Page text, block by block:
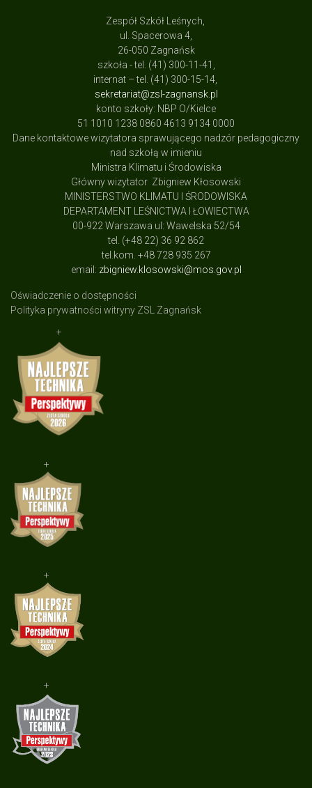
Zespół Szkół Leśnych,
ul. Spacerowa 4,
26-050 Zagnańsk
szkoła - tel. (41) 300-11-41,
internat – tel. (41) 300-15-14,
sekretariat@zsl-zagnansk.pl
konto szkoły: NBP O/Kielce
51 1010 1238 0860 4613 9134 0000
Dane kontaktowe wizytatora sprawującego nadzór pedagogiczny
nad szkołą w imieniu
Ministra Klimatu i Środowiska
Główny wizytator Zbigniew Kłosowski
MINISTERSTWO KLIMATU I ŚRODOWISKA
DEPARTAMENT LEŚNICTWA I ŁOWIECTWA
00-922 Warszawa ul: Wawelska 52/54
tel. (+48 22) 36 92 862
tel.kom. +48 728 935 267
email: zbigniew.klosowski@mos.gov.pl
Oświadczenie o dostępności
Polityka prywatności witryny ZSL Zagnańsk
+
+
+
+